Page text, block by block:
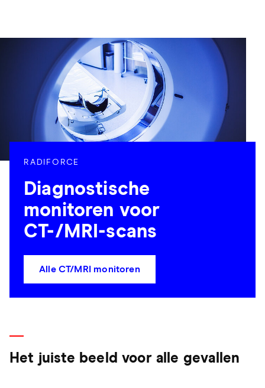
RADIFORCE
Diagnostische
monitoren voor
CT-/MRI-scans
Alle CT/MRI monitoren
Het juiste beeld voor alle gevallen